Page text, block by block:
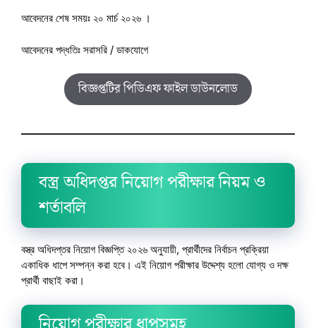
আবেদনের শেষ সময়ঃ ২০ মার্চ ২০২৬ ।
আবেদনের পদ্ধতিঃ সরাসরি / ডাকযোগে
বিজ্ঞপ্তটির পিডিএফ ফাইল ডাউনলোড
বস্ত্র অধিদপ্তর নিয়োগ পরীক্ষার নিয়ম ও
শর্তাবলি
বস্ত্র অধিদপ্তর নিয়োগ বিজ্ঞপ্তি ২০২৬ অনুযায়ী, প্রার্থীদের নির্বাচন প্রক্রিয়া
একাধিক ধাপে সম্পন্ন করা হবে। এই নিয়োগ পরীক্ষার উদ্দেশ্য হলো যোগ্য ও দক্ষ
প্রার্থী বাছাই করা।